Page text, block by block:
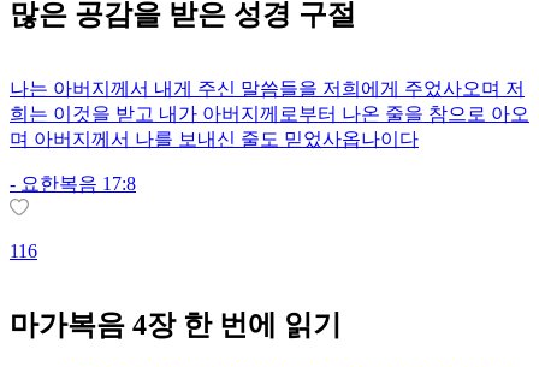
많은 공감을 받은 성경 구절
나는 아버지께서 내게 주신 말씀들을 저희에게 주었사오며 저
희는 이것을 받고 내가 아버지께로부터 나온 줄을 참으로 아오
며 아버지께서 나를 보내신 줄도 믿었사옵나이다
- 요한복음 17:8
116
마가복음 4장 한 번에 읽기